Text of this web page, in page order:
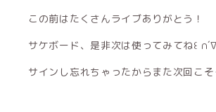
この前はたくさんライブありがとう！
サケボード、是非次は使ってみてね꒰ ∩´∇
サインし忘れちゃったからまた次回こ